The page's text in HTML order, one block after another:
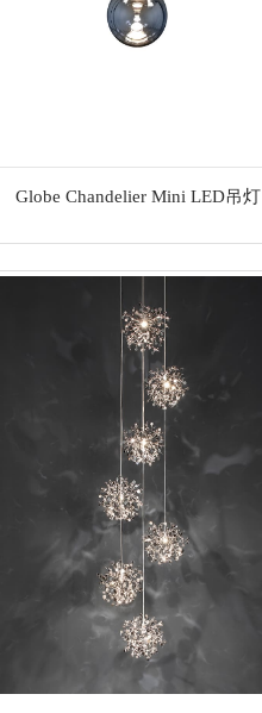
Globe Chandelier Mini LED吊灯